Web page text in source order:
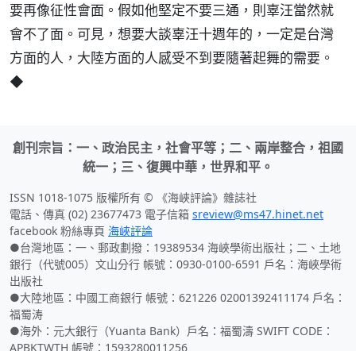
要再像征性會面。假如他堅定不要三通，則辜汪當然就
會不了面。可見，想要大談辜汪十週年的，一定是台灣
方面的人，大陸方面的人感受不到要隨著起舞的需要。
◆
創刊宗旨：一、政治民主，社會平等；二、兩岸整合，祖國
統一；三、復興中華，世界和平。
ISSN 1018-1075 版權所有 © 《海峽評論》雜誌社
電話、傳真 (02) 23677473 電子信箱 sreview@ms47.hinet.net
facebook 粉絲專頁 海峽評論
●台灣地區：一、郵政劃撥：19389534 海峽學術出版社；二、土地
銀行（代號005）文山分行 帳號：0930-0100-6591 戶名：海峽學術
出版社
●大陸地區：中國工商銀行 帳號：621226 02001392411174 戶名：
福蜀涛
●海外：元大銀行（Yuanta Bank）戶名：福蜀濤 SWIFT CODE：
APBKTWTH 帳號：1593280011256